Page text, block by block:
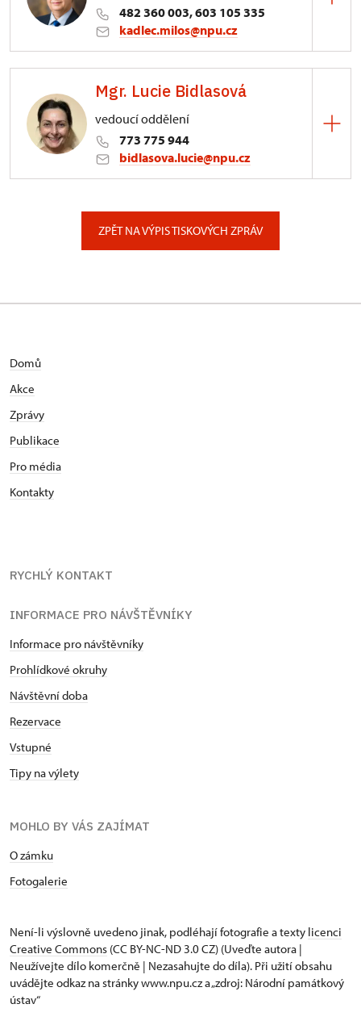
482 360 003, 603 105 335
kadlec.milos@npu.cz
3/, Sychrov 3
Mgr. Lucie Bidlasová
vedoucí oddělení
773 775 944
bidlasova.lucie@npu.cz
ZPĚT NA VÝPIS TISKOVÝCH ZPRÁV
Domů
Akce
Zprávy
Publikace
Pro média
Kontakty
RYCHLÝ KONTAKT
INFORMACE PRO NÁVŠTĚVNÍKY
Informace pro návštěvníky
Prohlídkové okruhy
Návštěvní doba
Rezervace
Vstupné
Tipy na výlety
MOHLO BY VÁS ZAJÍMAT
O zámku
Fotogalerie
Není-li výslovně uvedeno jinak, podléhají fotografie a texty licenci
Creative Commons (CC BY-NC-ND 3.0 CZ) (Uveďte autora |
Neužívejte dílo komerčně | Nezasahujte do díla). Při užití obsahu
uvádějte odkaz na stránky www.npu.cz a „zdroj: Národní památkový
ústav“